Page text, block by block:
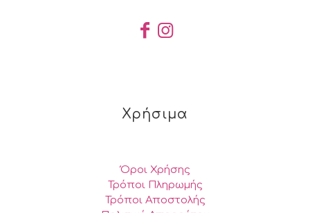
Χρήσιμα
Όροι Χρήσης
Τρόποι Πληρωμής
Τρόποι Αποστολής